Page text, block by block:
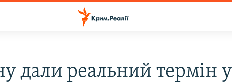
дали реальний термін у